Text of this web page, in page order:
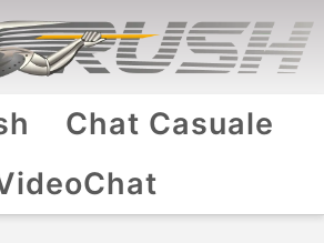
Chat Casuale